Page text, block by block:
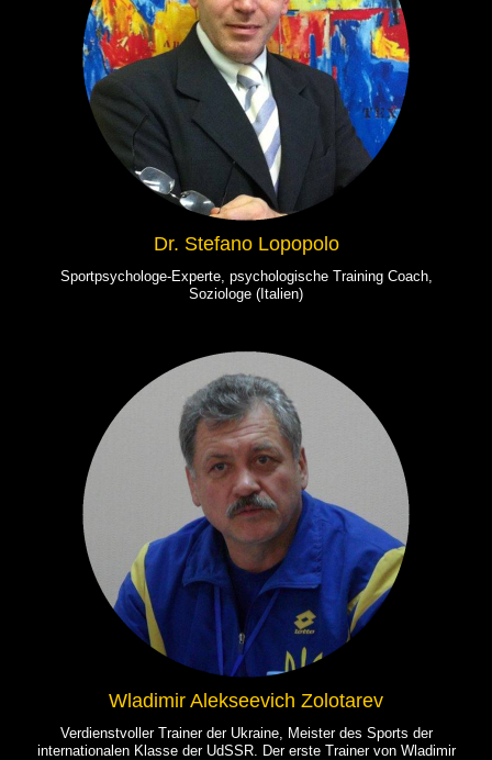
Dr. Stefano Lopopolo
Sportpsychologe-Experte, psychologische Training Coach,
Soziologe (Italien)
Wladimir Alekseevich Zolotarev
Verdienstvoller Trainer der Ukraine, Meister des Sports der
internationalen Klasse der UdSSR. Der erste Trainer von Wladimir